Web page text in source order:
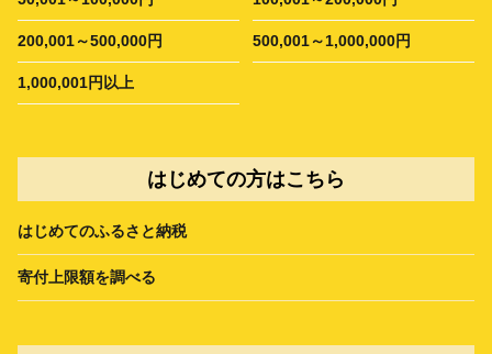
200,001～500,000円 500,001～1,000,000円
1,000,001円以上
はじめての方はこちら
はじめてのふるさと納税
寄付上限額を調べる